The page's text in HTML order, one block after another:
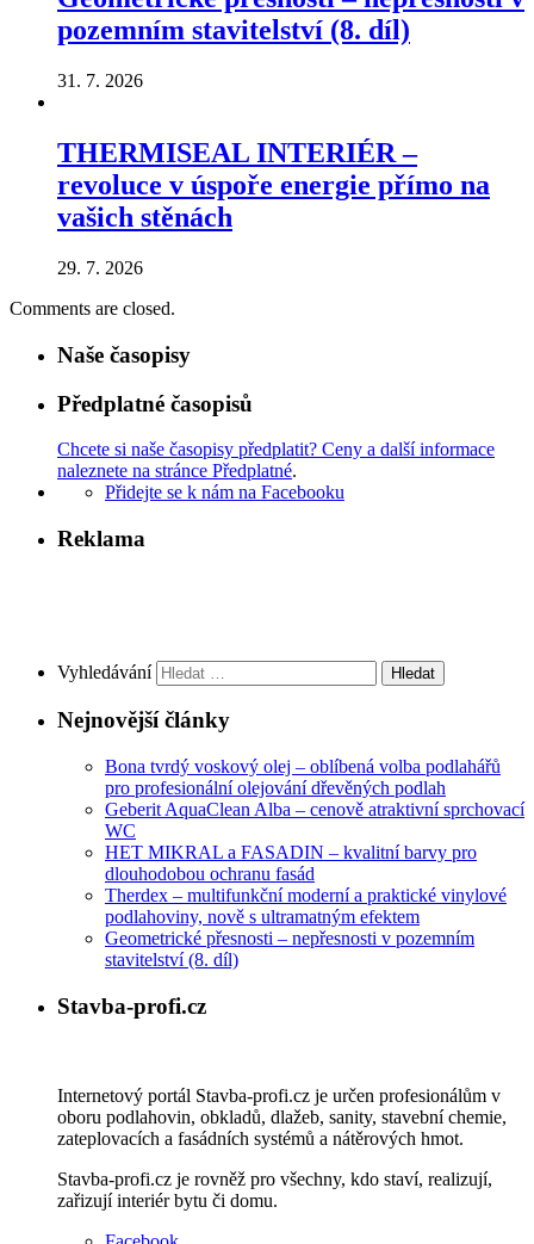
pozemním stavitelství (8. díl)
31. 7. 2026
THERMISEAL INTERIÉR –
revoluce v úspoře energie přímo na
vašich stěnách
29. 7. 2026
Comments are closed.
Naše časopisy
Předplatné časopisů
Chcete si naše časopisy předplatit? Ceny a další informace
naleznete na stránce Předplatné.
Přidejte se k nám na Facebooku
Reklama
Vyhledávání
Nejnovější články
Bona tvrdý voskový olej – oblíbená volba podlahářů
pro profesionální olejování dřevěných podlah
Geberit AquaClean Alba – cenově atraktivní sprchovací
WC
HET MIKRAL a FASADIN – kvalitní barvy pro
dlouhodobou ochranu fasád
Therdex – multifunkční moderní a praktické vinylové
podlahoviny, nově s ultramatným efektem
Geometrické přesnosti – nepřesnosti v pozemním
stavitelství (8. díl)
Stavba-profi.cz
Internetový portál Stavba-profi.cz je určen profesionálům v
oboru podlahovin, obkladů, dlažeb, sanity, stavební chemie,
zateplovacích a fasádních systémů a nátěrových hmot.
Stavba-profi.cz je rovněž pro všechny, kdo staví, realizují,
zařizují interiér bytu či domu.